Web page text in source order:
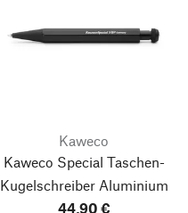
Kaweco
Kaweco Special Taschen-
Kugelschreiber Aluminium
44,90 €